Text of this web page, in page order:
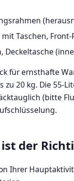
Taschen,
Deckeltasche
für ernsthafte
20 kg. Die 55-
(bitte
der
Ihrer